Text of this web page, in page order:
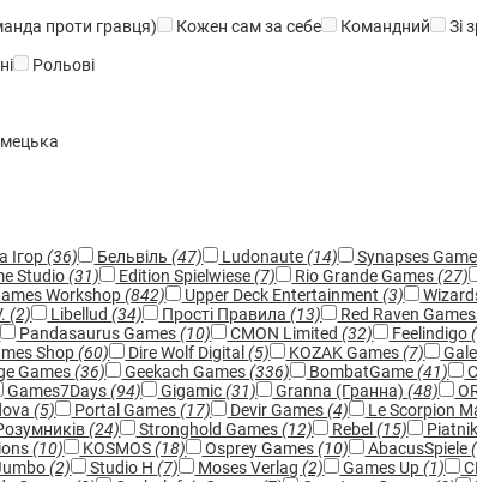
проти гравця) Кожен сам за себе Командний
Зі
Рольові
Ігор(36) Бельвіль(47) Ludonaute(14) Synapses
Studio(31) Edition Spielwiese(7) Rio Grande Games(27)
Workshop(842) Upper Deck Entertainment(3)
(2) Libellud(34) Прості Правила(13) Red Raven
Pandasaurus Games(10) CMON Limited(32) Feelindigo
Shop(60) Dire Wolf Digital(5) KOZAK Games(7)
Games(36) Geekach Games(336) BombatGame(41)
Games7Days(94) Gigamic(31) Granna (Гранна)(48)
(5) Portal Games(17) Devir Games(4) Le Scorpion
(24) Stronghold Games(12) Rebel(15)
(10) KOSMOS(18) Osprey Games(10) AbacusSpiele
(2) Studio H(7) Moses Verlag(2) Games Up(1)